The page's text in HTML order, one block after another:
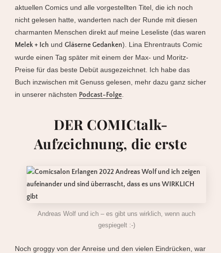
aktuellen Comics und alle vorgestellten Titel, die ich noch
nicht gelesen hatte, wanderten nach der Runde mit diesen
charmanten Menschen direkt auf meine Leseliste (das waren
Melek + Ich und Gläserne Gedanken). Lina Ehrentrauts Comic
wurde einen Tag später mit einem der Max- und Moritz-
Preise für das beste Debüt ausgezeichnet. Ich habe das
Buch inzwischen mit Genuss gelesen, mehr dazu ganz sicher
in unserer nächsten Podcast-Folge
DER COMICtalk-
Aufzeichnung, die erste
Andreas Wolf und ich – es gibt uns wirklich, wenn auch
gespiegelt :-)
Noch groggy von der Anreise und den vielen Eindrücken, war